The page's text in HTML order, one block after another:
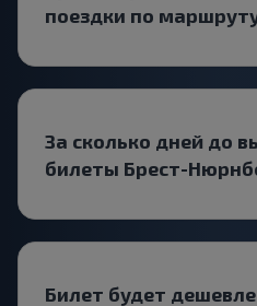
поездки по
За сколько дней до
билеты Брест-
Билет будет